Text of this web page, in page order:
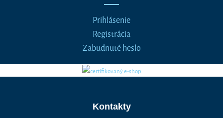
Prihlásenie
Registrácia
Zabudnuté heslo
Kontakty